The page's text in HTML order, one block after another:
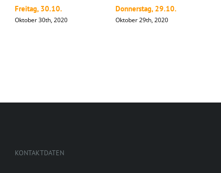
Freitag, 30.10.
Oktober 30th, 2020
Donnerstag, 29.10.
Oktober 29th, 2020
KONTAKTDATEN